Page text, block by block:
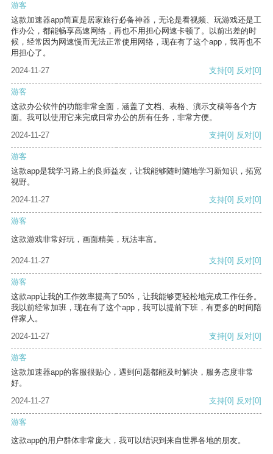
游客
这款加速器app简直是居家旅行必备神器，无论是看视频、玩游戏还是工
作办公，都能畅享高速网络，再也不用担心网速卡顿了。以前出差的时
候，经常因为网速慢而无法正常使用网络，现在有了这个app，我再也不
用担心了。
2024-11-27
支持[0] 反对[0]
游客
这款办公软件的功能非常全面，涵盖了文档、表格、演示文稿等各个方
面。我可以使用它来完成日常办公的所有任务，非常方便。
2024-11-27
支持[0] 反对[0]
游客
这款app是我学习路上的良师益友，让我能够随时随地学习新知识，拓宽
视野。
2024-11-27
支持[0] 反对[0]
游客
这款游戏非常好玩，画面精美，玩法丰富。
2024-11-27 支持[0] 反对[0]
游客
这款app让我的工作效率提高了50%，让我能够更轻松地完成工作任务。
我以前经常加班，现在有了这个app，我可以提前下班，有更多的时间陪
伴家人。
2024-11-27
支持[0] 反对[0]
游客
这款加速器app的客服很贴心，遇到问题都能及时解决，服务态度非常
好。
2024-11-27
支持[0] 反对[0]
游客
这款app的用户群体非常庞大，我可以结识到来自世界各地的朋友。